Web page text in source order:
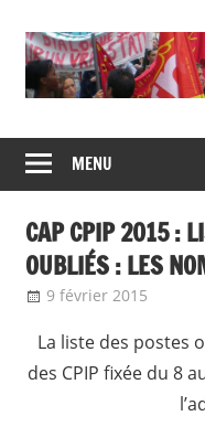
content
de
syndicats
CGT
insertion
probation
MENU
CAP CPIP 2015 :
OUBLIÉS : LES
9 février 2015
La liste des postes
des CPIP fixée du 8